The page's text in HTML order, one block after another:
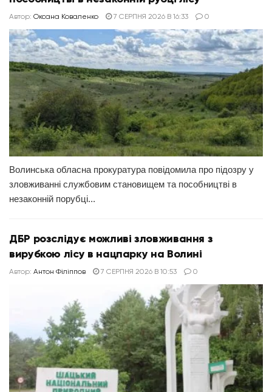
Автор: Оксана Коваленко 7 СЕРПНЯ 2026 В 16:33 0
Волинська обласна прокуратура повідомила про підозру у
зловживанні службовим становищем та пособництві в
незаконній порубці...
ДБР розслідує можливі зловживання з
вирубкою лісу в нацпарку на Волині
Автор: Антон Філіппов 7 СЕРПНЯ 2026 В 10:53 0